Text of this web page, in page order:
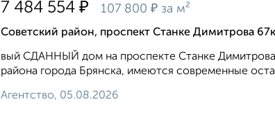
7 484 554 ₽ 107 800 ₽ за м²
Советский район, проспект Станке Димитрова
вый СДАННЫЙ дом на проспекте Станке
района города Брянска, имеются современные
Агентство, 05.08.2026